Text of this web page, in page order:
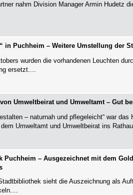
nahm Division Manager Armin Hudetz
in Puchheim – Weitere Umstellung der
wurden die vorhandenen Leuchten
ersetzt....
Umweltbeirat und Umweltamt – Gut
– naturnah und pflegeleicht“ war das
Umweltamt und Umweltbeirat ins
Puchheim – Ausgezeichnet mit dem
sieht die Auszeichnung als